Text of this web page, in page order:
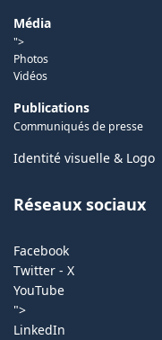
Média
">
Photos
Vidéos
Publications
Communiqués de presse
Identité visuelle & Logo
Réseaux sociaux
Facebook
Twitter - X
YouTube
">
LinkedIn